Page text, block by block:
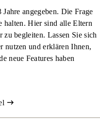
angegeben. Die Frage
halten. Hier sind alle Eltern
begleiten. Lassen Sie sich
nutzen und erklären Ihnen,
neue Features haben